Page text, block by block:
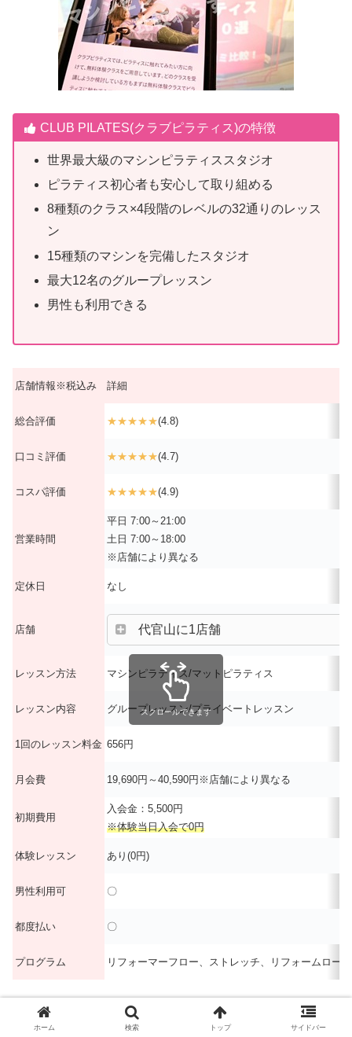
CLUB PILATES(クラブピラティス)の特徴
世界最大級のマシンピラティススタジオ
ピラティス初心者も安心して取り組める
8種類のクラス×4段階のレベルの32通りのレッス
ン
15種類のマシンを完備したスタジオ
最大12名のグループレッスン
男性も利用できる
店舗情報※税込み 詳細
総合評価 ★★★★★(4.8)
口コミ評価 ★★★★★(4.7)
コスパ評価 ★★★★★(4.9)
営業時間
平日 7:00～21:00
土日 7:00～18:00
※店舗により異なる
定休日 なし
店舗 代官山に1店舗
レッスン方法 マシンピラティス/マットピラティス
レッスン内容 グループレッスン/プライベートレッスン
1回のレッスン料金 656円
月会費 19,690円～40,590円※店舗により異なる
初期費用
入会金：5,500円
※体験当日入会で0円
体験レッスン あり(0円)
男性利用可 〇
都度払い 〇
プログラム リフォーマーフロー、ストレッチ、リフォームロー
スクロールできます
各評価の根拠について
ホーム 検索 トップ サイドバー